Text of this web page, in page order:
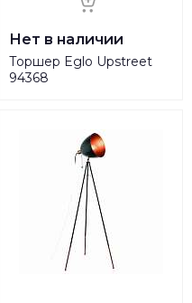
Нет в наличии
Торшер Eglo Upstreet
94368